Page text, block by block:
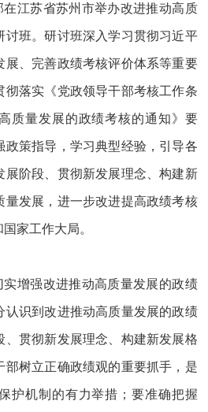
江苏省苏州市举办改进推动高质
讨班。研讨班深入学习贯彻习近平
展、完善政绩考核评价体系等重要
彻落实《党政领导干部考核工作条
质量发展的政绩考核的通知》要
政策指导，学习典型经验，引导各
展阶段、贯彻新发展理念、构建新
量发展，进一步改进提高政绩考核
家工作大局。
增强改进推动高质量发展的政绩
认识到改进推动高质量发展的政绩
、贯彻新发展理念、构建新发展格
部树立正确政绩观的重要抓手，是
护机制的有力举措；要准确把握